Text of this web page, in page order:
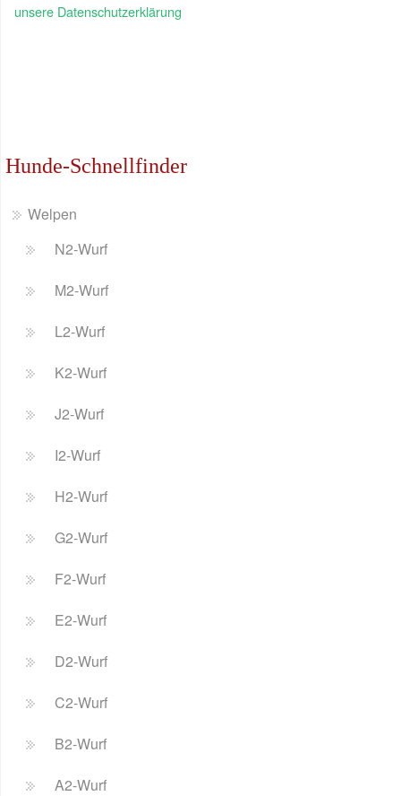
unsere Datenschutzerklärung
Hunde-Schnellfinder
Welpen
N2-Wurf
M2-Wurf
L2-Wurf
K2-Wurf
J2-Wurf
I2-Wurf
H2-Wurf
G2-Wurf
F2-Wurf
E2-Wurf
D2-Wurf
C2-Wurf
B2-Wurf
A2-Wurf